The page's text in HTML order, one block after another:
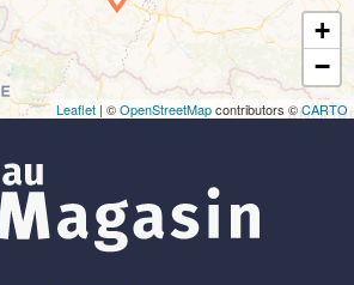
+
−
Leaflet| ©OpenStreetMapcontributors ©CARTO